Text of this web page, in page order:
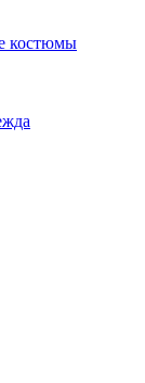
костюмы